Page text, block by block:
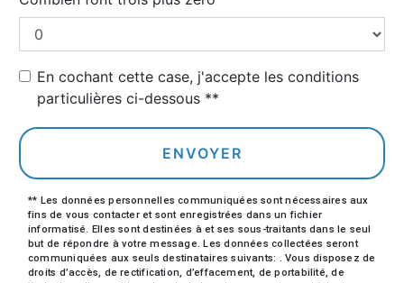
En cochant cette case, j'accepte les conditions
particulières ci-dessous **
ENVOYER
** Les données personnelles communiquées sont nécessaires aux
fins de vous contacter et sont enregistrées dans un fichier
informatisé. Elles sont destinées à et ses sous-traitants dans le seul
but de répondre à votre message. Les données collectées seront
communiquées aux seuls destinataires suivants: . Vous disposez de
droits d’accès, de rectification, d’effacement, de portabilité, de